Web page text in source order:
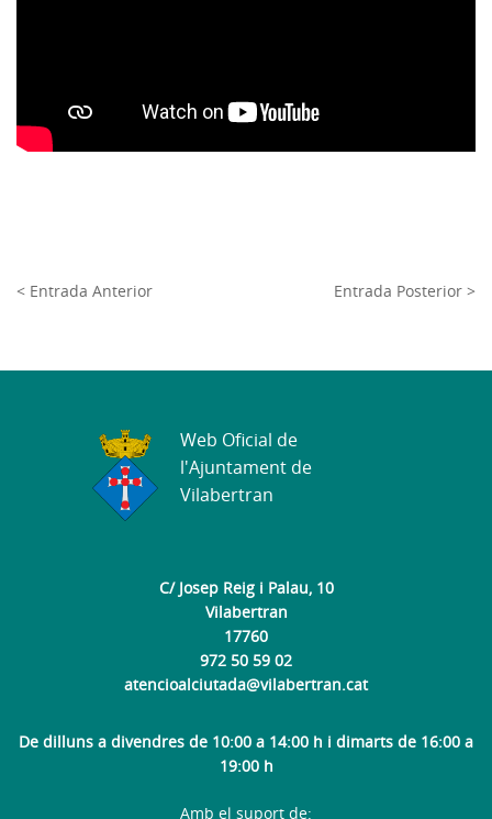
< Entrada Anterior Entrada Posterior >
C/ Josep Reig i Palau, 10
Vilabertran
17760
972 50 59 02
atencioalciutada@vilabertran.cat
De dilluns a divendres de 10:00 a 14:00 h i dimarts de 16:00 a
19:00 h
Web Oficial de
l'Ajuntament de
Vilabertran
Amb el suport de: